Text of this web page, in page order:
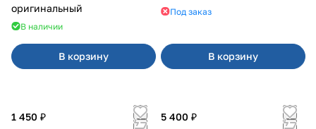
оригинальный
В наличии
В корзину
Под заказ
В корзину
1 450 ₽ 5 400 ₽